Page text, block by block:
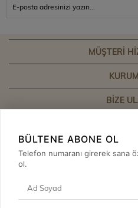
MÜŞTERI
BIZE
BÜLTENE ABONE OL
Telefon numaranı girerek sana
ol.